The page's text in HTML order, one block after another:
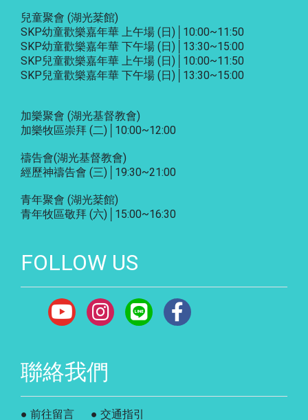
兒童聚會 (湖光棻館)
SKP幼童歡樂嘉年華 上午場 (日)│10:00~11:50
SKP幼童歡樂嘉年華 下午場 (日)│13:30~15:00
SKP兒童歡樂嘉年華 上午場 (日)│10:00~11:50
SKP兒童歡樂嘉年華 下午場 (日)│13:30~15:00
加樂聚會 (湖光基督教會)
加樂牧區崇拜 (二)│10:00~12:00
禱告會(湖光基督教會)
經歷神禱告會 (三)│19:30~21:00
青年聚會 (湖光棻館)
青年牧區敬拜 (六)│15:00~16:30
FOLLOW US
聯絡我們
● 前往留言 ● 交通指引